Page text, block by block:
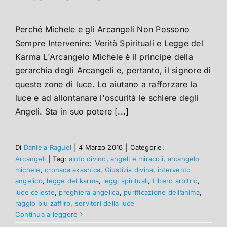
Perché Michele e gli Arcangeli Non Possono
Sempre Intervenire: Verità Spirituali e Legge del
Karma L'Arcangelo Michele è il principe della
gerarchia degli Arcangeli e, pertanto, il signore di
queste zone di luce. Lo aiutano a rafforzare la
luce e ad allontanare l'oscurità le schiere degli
Angeli. Sta in suo potere [...]
Di Daniela Raguel 4 Marzo 2016
Categorie:
Arcangeli
Tag: aiuto divino, angeli e miracoli, arcangelo
michele,cronaca akashica, Giustizia divina, intervento
angelico, legge del karma, leggi spirituali, Libero arbitrio,
luce celeste, preghiera angelica, purificazione dell’anima,
raggio blu zaffiro, servitori della luce
Continua a leggere